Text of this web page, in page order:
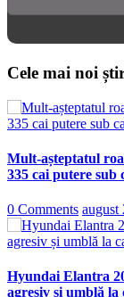
Cele mai noi
Mult-așteptatul
335 cai putere sub
0 Comments august
Hyundai Elantra
agresiv și umblă